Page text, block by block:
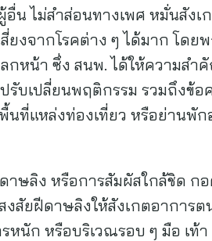
น ไม่สำส่อนทางเพศ หมั่นสัง
งจากโรคต่าง ๆ ได้มาก โดย
หน้า ซึ่ง สนพ. ได้ให้ความสำ
บเปลี่ยนพฤติกรรม รวมถึงข้อ
นที่แหล่งท่องเที่ยว หรือย่านพั
ษลิง หรือการสัมผัสใกล้ชิด ก
สัยฝีดาษลิงให้สังเกตอาการต
นัก หรือบริเวณรอบ ๆ มือ เท้